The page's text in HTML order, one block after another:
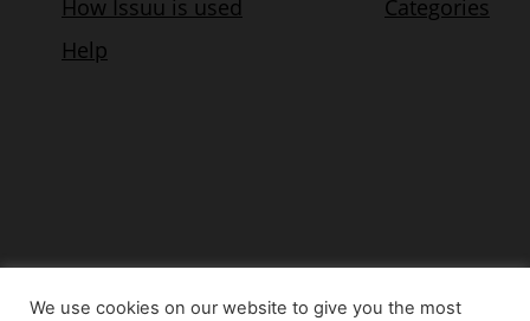
We use cookies on our website to give you the most